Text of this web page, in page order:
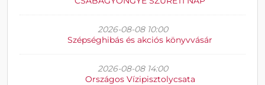
2026-08-08 10:00
Szépséghibás és akciós könyvvásár
2026-08-08 14:00
Országos Vízipisztolycsata